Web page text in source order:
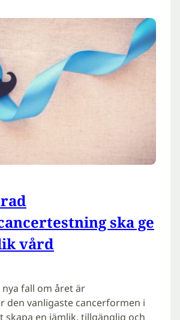
ska ge
vård
nya fall om året är
den vanligaste cancerformen i
skapa en jämlik, tillgänglig och